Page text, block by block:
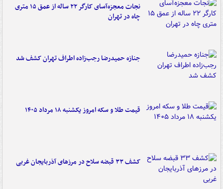
نجات معجزه‌آسای کارگر ۲۲ ساله از عمق ۱۵ متری
چاه در تهران
جنازه حمیدرضا رجب‌زاده اطراف تهران کشف شد
قیمت طلا و سکه امروز یکشنبه ۱۸ مرداد ۱۴۰۵
کشف ۳۳ قبضه سلاح در مرزهای آذربایجان غربی